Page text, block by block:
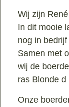
Wij zijn
In dit mooie
nog in
Samen met
wij de
ras Blonde d
Onze